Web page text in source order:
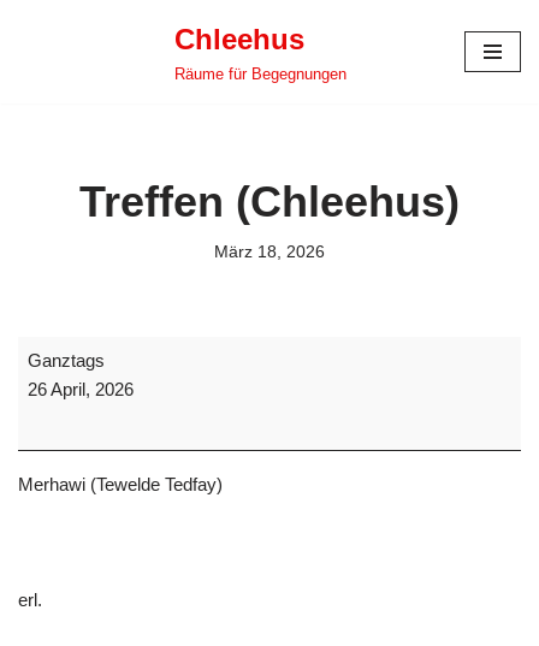
Chleehus
Räume für Begegnungen
Treffen (Chleehus)
März 18, 2026
Ganztags
26 April, 2026
Merhawi (Tewelde Tedfay)
erl.